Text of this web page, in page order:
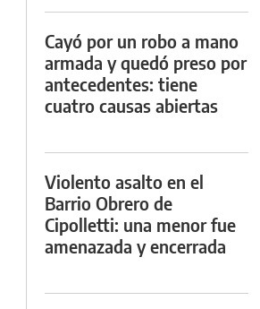
Cayó por un robo a mano
armada y quedó preso por
antecedentes: tiene
cuatro causas abiertas
Violento asalto en el
Barrio Obrero de
Cipolletti: una menor fue
amenazada y encerrada